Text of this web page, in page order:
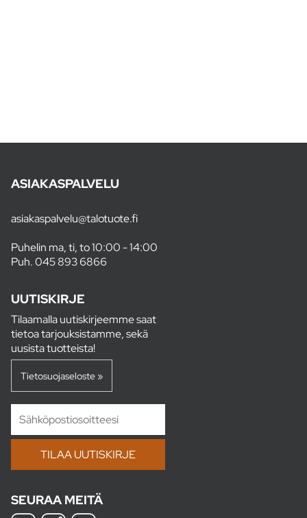
ASIAKASPALVELU
asiakaspalvelu@talotuote.fi
Puhelin ma, ti, to 10:00 - 14:00
Puh.045 893 6866
UUTISKIRJE
Tilaamalla uutiskirjeemme saat
tietoa tarjouksistamme, sekä
uusista tuotteista!
Tietosuojaseloste »
SEURAA MEITÄ